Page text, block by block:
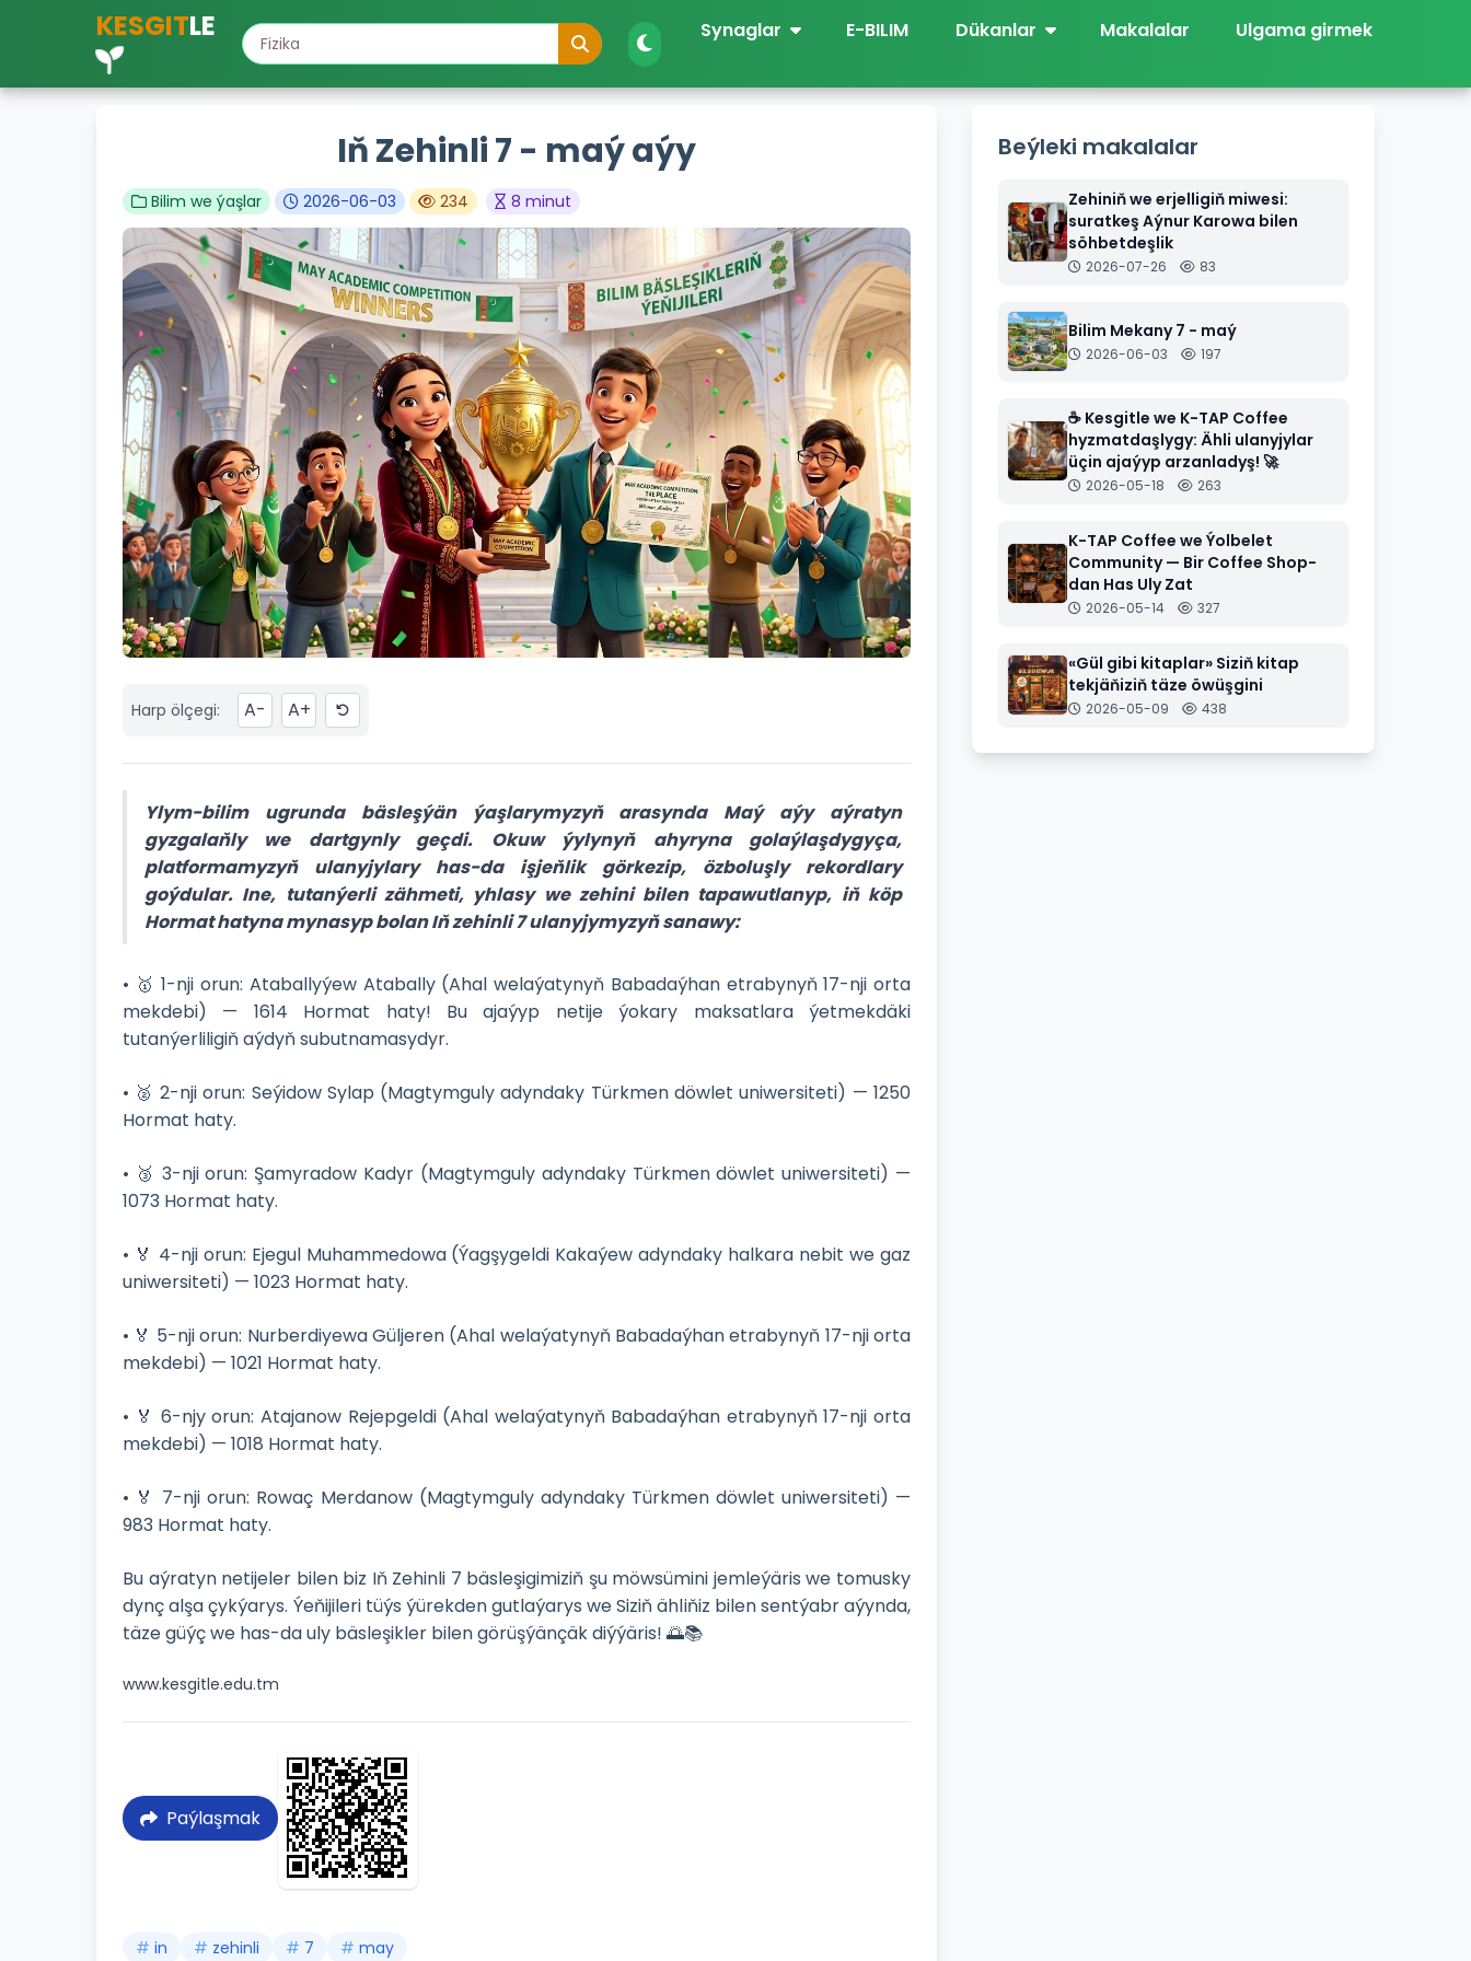
KESGITLE Synaglar E-BILIM Dükanlar Makalalar Ulgama girmek
Iň Zehinli 7 - maý aýy
Bilim we ýaşlar 2026-06-03 234 8 minut
Harp ölçegi: A- A+
Ylym-bilim ugrunda bäsleşýän ýaşlarymyzyň arasynda Maý aýy aýratyn
gyzgalaňly we dartgynly geçdi. Okuw ýylynyň ahyryna golaýlaşdygyça,
platformamyzyň ulanyjylary has-da işjeňlik görkezip, özboluşly rekordlary
goýdular. Ine, tutanýerli zähmeti, yhlasy we zehini bilen tapawutlanyp, iň köp
Hormat hatyna mynasyp bolan Iň zehinli 7 ulanyjymyzyň sanawy:
• 🥇 1-nji orun: Ataballyýew Atabally (Ahal welaýatynyň Babadaýhan etrabynyň 17-nji orta
mekdebi) — 1614 Hormat haty! Bu ajaýyp netije ýokary maksatlara ýetmekdäki
tutanýerliligiň aýdyň subutnamasydyr.
• 🥈 2-nji orun: Seýidow Sylap (Magtymguly adyndaky Türkmen döwlet uniwersiteti) — 1250
Hormat haty.
• 🥉 3-nji orun: Şamyradow Kadyr (Magtymguly adyndaky Türkmen döwlet uniwersiteti) —
1073 Hormat haty.
• 🏅 4-nji orun: Ejegul Muhammedowa (Ýagşygeldi Kakaýew adyndaky halkara nebit we gaz
uniwersiteti) — 1023 Hormat haty.
• 🏅 5-nji orun: Nurberdiyewa Güljeren (Ahal welaýatynyň Babadaýhan etrabynyň 17-nji orta
mekdebi) — 1021 Hormat haty.
• 🏅 6-njy orun: Atajanow Rejepgeldi (Ahal welaýatynyň Babadaýhan etrabynyň 17-nji orta
mekdebi) — 1018 Hormat haty.
• 🏅 7-nji orun: Rowaç Merdanow (Magtymguly adyndaky Türkmen döwlet uniwersiteti) —
983 Hormat haty.
Bu aýratyn netijeler bilen biz Iň Zehinli 7 bäsleşigimiziň şu möwsümini jemleýäris we tomusky
dynç alşa çykýarys. Ýeňijileri tüýs ýürekden gutlaýarys we Siziň ähliňiz bilen sentýabr aýynda,
täze güýç we has-da uly bäsleşikler bilen görüşýänçäk diýýäris! 🌅📚
www.kesgitle.edu.tm
Paýlaşmak
# in # zehinli # 7 # may
Beýleki makalalar
Zehiniň we erjelligiň miwesi:
suratkeş Aýnur Karowa bilen
söhbetdeşlik
2026-07-26 83
Bilim Mekany 7 - maý
2026-06-03 197
☕️ Kesgitle we K-TAP Coffee
hyzmatdaşlygy: Ähli ulanyjylar
üçin ajaýyp arzanladyş! 🚀
2026-05-18 263
K-TAP Coffee we Ýolbelet
Community — Bir Coffee Shop-
dan Has Uly Zat
2026-05-14 327
«Gül gibi kitaplar» Siziň kitap
tekjäňiziň täze öwüşgini
2026-05-09 438